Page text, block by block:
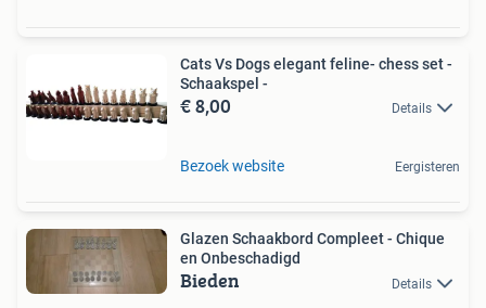
Cats Vs Dogs elegant feline- chess set -
Schaakspel -
€ 8,00 Details
Bezoek website Eergisteren
Glazen Schaakbord Compleet - Chique
en Onbeschadigd
Bieden Details